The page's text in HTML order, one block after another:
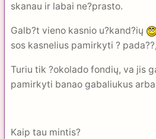
skanau ir labai ne?prasto.
Galb?t vieno kasnio u?kand?ių
sos kasnelius pamirkyti ?
Turiu tik ?okolado fondių, va jis
pamirkyti banao gabaliukus
Kaip tau mintis?